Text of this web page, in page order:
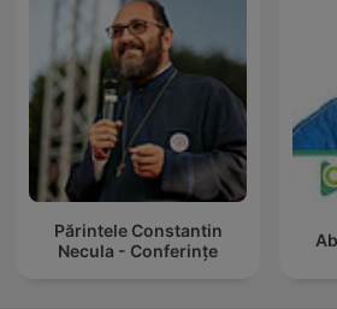
Părintele Constantin
Necula - Conferințe